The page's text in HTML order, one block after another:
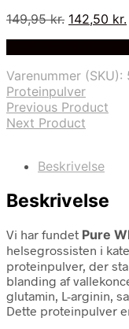
149,95kr. Den
149,95 kr..
142,50 kr.
Varenummer (SKU):
Proteinpulver
Previous Product
Next Product
Beskrivelse
Beskrivelse
Vi har fundet Pure
helsegrossisten i
proteinpulver, der
blanding af
glutamin, L-arginin,
Dette proteinpulver